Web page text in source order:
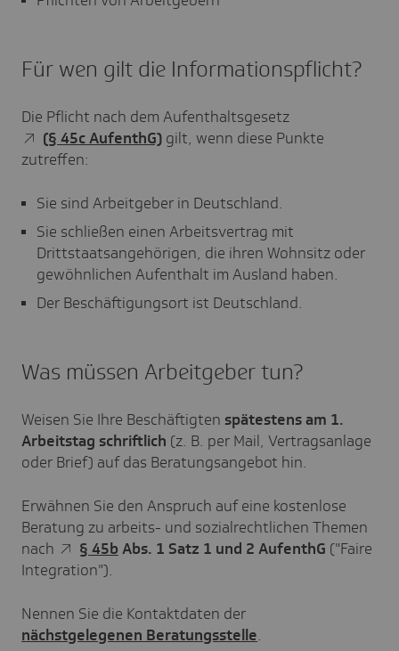
Für wen gilt die Informationspflicht?
Die Pflicht nach dem Aufenthaltsgesetz
(§ 45c AufenthG)gilt, wenn diese Punkte
zutreffen:
Sie sind Arbeitgeber in Deutschland.
Sie schließen einen Arbeitsvertrag mit
Drittstaatsangehörigen, die ihren Wohnsitz oder
gewöhnlichen Aufenthalt im Ausland haben.
Der Beschäftigungsort ist Deutschland.
Was müssen Arbeitgeber tun?
Weisen Sie Ihre Beschäftigten spätestens am 1.
Arbeitstag schriftlich (z. B. per Mail, Vertragsanlage
oder Brief) auf das Beratungsangebot hin.
Erwähnen Sie den Anspruch auf eine kostenlose
Beratung zu arbeits- und sozialrechtlichen Themen
nach
§ 45b Abs. 1 Satz 1 und 2 AufenthG ("Faire
Integration").
Nennen Sie die Kontaktdaten der
nächstgelegenen Beratungsstelle.